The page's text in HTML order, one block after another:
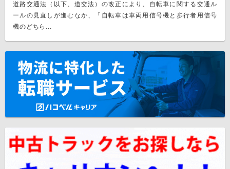
道路交通法（以下、道交法）の改正により、自転車に関する交通ル
ールの見直しが進むなか、「自転車は車両用信号機と歩行者用信号
機のどちら...